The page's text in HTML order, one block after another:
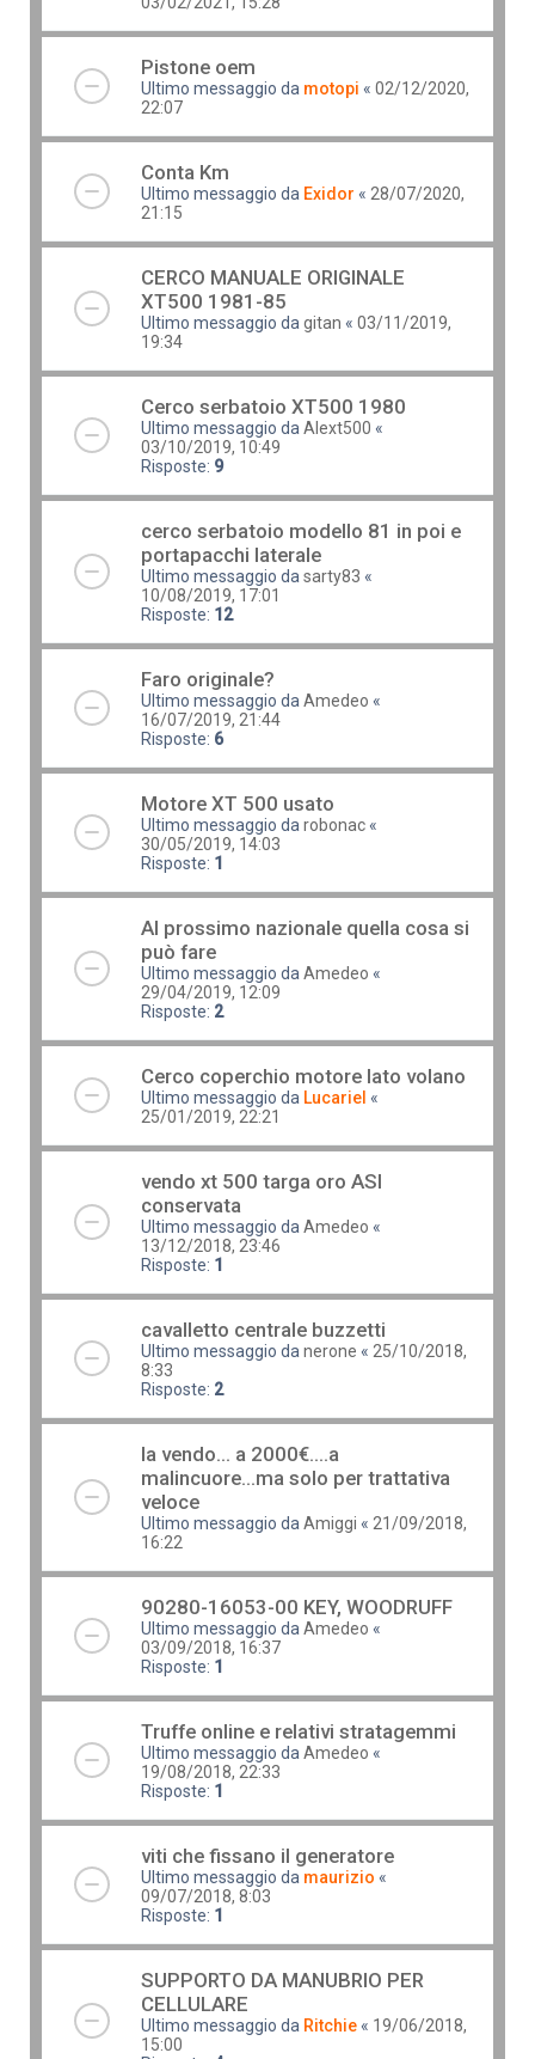
Pistone oem
Ultimo messaggio da motopi « 02/12/2020,
22:07
Conta Km
Ultimo messaggio da Exidor « 28/07/2020,
21:15
CERCO MANUALE ORIGINALE
XT500 1981-85
Ultimo messaggio da gitan « 03/11/2019,
19:34
Cerco serbatoio XT500 1980
Ultimo messaggio da Alext500 «
03/10/2019, 10:49
Risposte: 9
cerco serbatoio modello 81 in poi e
portapacchi laterale
Ultimo messaggio da sarty83 «
10/08/2019, 17:01
Risposte: 12
Faro originale?
Ultimo messaggio da Amedeo «
16/07/2019, 21:44
Risposte: 6
Motore XT 500 usato
Ultimo messaggio da robonac «
30/05/2019, 14:03
Risposte: 1
Al prossimo nazionale quella cosa si
può fare
Ultimo messaggio da Amedeo «
29/04/2019, 12:09
Risposte: 2
Cerco coperchio motore lato volano
Ultimo messaggio da Lucariel «
25/01/2019, 22:21
vendo xt 500 targa oro ASI
conservata
Ultimo messaggio da Amedeo «
13/12/2018, 23:46
Risposte: 1
cavalletto centrale buzzetti
Ultimo messaggio da nerone « 25/10/2018,
8:33
Risposte: 2
la vendo... a 2000€....a
malincuore...ma solo per trattativa
veloce
Ultimo messaggio da Amiggi « 21/09/2018,
16:22
90280-16053-00 KEY, WOODRUFF
Ultimo messaggio da Amedeo «
03/09/2018, 16:37
Risposte: 1
Truffe online e relativi stratagemmi
Ultimo messaggio da Amedeo «
19/08/2018, 22:33
Risposte: 1
viti che fissano il generatore
Ultimo messaggio da maurizio «
09/07/2018, 8:03
Risposte: 1
SUPPORTO DA MANUBRIO PER
CELLULARE
Ultimo messaggio da Ritchie « 19/06/2018,
15:00